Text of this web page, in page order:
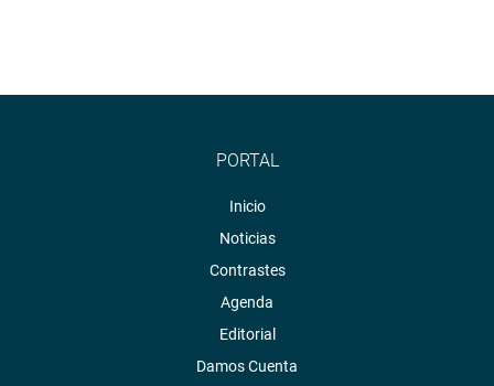
PORTAL
Inicio
Noticias
Contrastes
Agenda
Editorial
Damos Cuenta